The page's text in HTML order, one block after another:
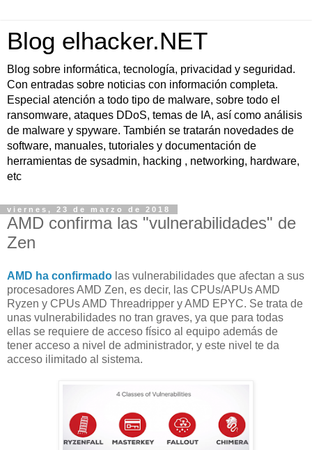
Blog elhacker.NET
Blog sobre informática, tecnología, privacidad y seguridad.
Con entradas sobre noticias con información completa.
Especial atención a todo tipo de malware, sobre todo el
ransomware, ataques DDoS, temas de IA, así como análisis
de malware y spyware. También se tratarán novedades de
software, manuales, tutoriales y documentación de
herramientas de sysadmin, hacking , networking, hardware,
etc
viernes, 23 de marzo de 2018
AMD confirma las "vulnerabilidades" de
Zen
AMD ha confirmado las vulnerabilidades que afectan a sus
procesadores AMD Zen, es decir, las CPUs/APUs AMD
Ryzen y CPUs AMD Threadripper y AMD EPYC. Se trata de
unas vulnerabilidades no tran graves, ya que para todas
ellas se requiere de acceso físico al equipo además de
tener acceso a nivel de administrador, y este nivel te da
acceso ilimitado al sistema.